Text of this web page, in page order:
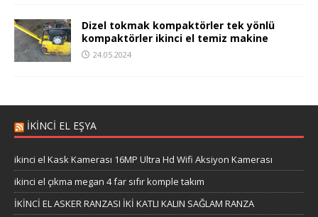
Dizel tokmak kompaktörler tek yönlü
kompaktörler ikinci el temiz makine
24.05.2024
İKİNCİ EL EŞYA
ikinci el Kask Kamerası 16MP Ultra Hd Wifi Aksiyon Kamerası
ikinci el çıkma megan 4 far sıfır komple takım
İKİNCİ EL ASKER RANZASI İKİ KATLI KALIN SAĞLAM RANZA